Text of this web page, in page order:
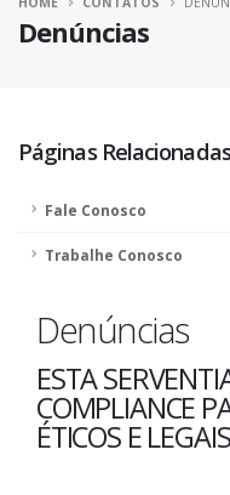
Denúncias
Páginas Relacionadas
Fale Conosco
Trabalhe Conosco
Denúncias
ESTA
COMPLIANCE
ÉTICOS E